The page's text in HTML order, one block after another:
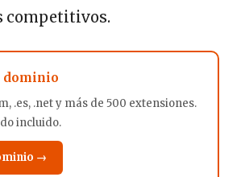
competitivos.
dominio
.es, .net y más de 500 extensiones.
incluido.
→